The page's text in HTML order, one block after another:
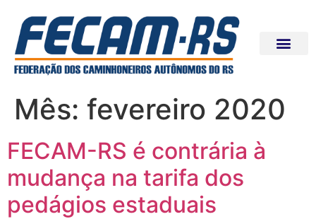
Mês: fevereiro 2020
FECAM-RS é contrária à
mudança na tarifa dos
pedágios estaduais